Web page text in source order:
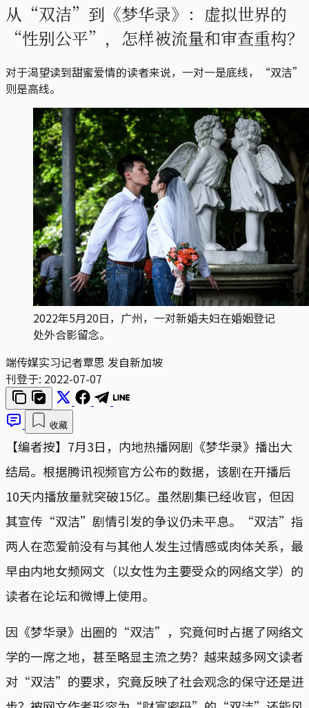
从“双洁”到《梦华录》：虚拟世界的
“性别公平”，怎样被流量和审查重构？
对于渴望读到甜蜜爱情的读者来说，一对一是底线，“双洁”
则是高线。
2022年5月20日，广州，一对新婚夫妇在婚姻登记
处外合影留念。
端传媒实习记者覃思 发自新加坡
刊登于: 2022-07-07
收藏
【编者按】7月3日，内地热播网剧《梦华录》播出大
结局。根据腾讯视频官方公布的数据，该剧在开播后
10天内播放量就突破15亿。虽然剧集已经收官，但因
其宣传“双洁”剧情引发的争议仍未平息。“双洁”指
两人在恋爱前没有与其他人发生过情感或肉体关系，最
早由内地女频网文（以女性为主要受众的网络文学）的
读者在论坛和微博上使用。
因《梦华录》出圈的“双洁”，究竟何时占据了网络文
学的一席之地，甚至略显主流之势？越来越多网文读者
对“双洁”的要求，究竟反映了社会观念的保守还是进